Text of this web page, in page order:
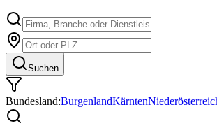
Suchen
Bundesland:BurgenlandKärnten